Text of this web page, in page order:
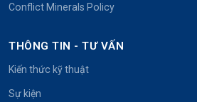
Conflict Minerals Policy
THÔNG TIN - TƯ VẤN
Kiến thức kỹ thuật
Sự kiện